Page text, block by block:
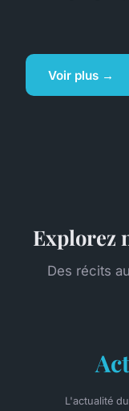
Voir plus →
Explorez
Des récits
L'actualité